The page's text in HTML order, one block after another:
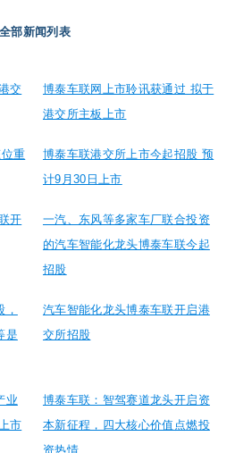
全部新闻列表
交
博泰车联网上市聆讯获通过 拟于
港交所主板上市
重
博泰车联港交所上市今起招股 预
计9月30日上市
开
一汽、东风等多家车厂联合投资
的汽车智能化龙头博泰车联今起
招股
是
汽车智能化龙头博泰车联开启港
交所招股
业
市
博泰车联：智驾赛道龙头开启资
本新征程，四大核心价值点燃投
资热情